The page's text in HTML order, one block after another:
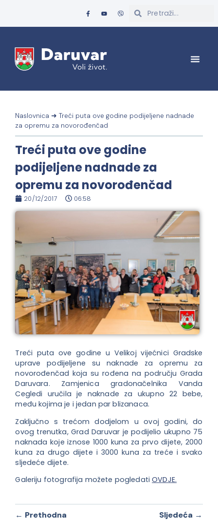
Naslovnica ➜Treći puta ove godine podijeljene nadnade
za opremu za novorođenčad
Treći puta ove godine
podijeljene nadnade za
opremu za novorođenčad
20/12/2017 06:58
Treći puta ove godine u Velikoj vijećnici Gradske
uprave podijeljene su naknade za opremu za
novorođenčad koja su rođena na području Grada
Daruvara. Zamjenica gradonačelnika Vanda
Cegledi uručila je naknade za ukupno 22 bebe,
među kojima je i jedan par blizanaca.
Zaključno s trećom dodjelom u ovoj godini, do
ovog trenutka, Grad Daruvar je podijelio ukupno 75
naknada koje iznose 1000 kuna za prvo dijete, 2000
kuna za drugo dijete i 3000 kuna za treće i svako
sljedeće dijete.
Galeriju fotografija možete pogledatiOVDJE.
← Prethodna Sljedeća →